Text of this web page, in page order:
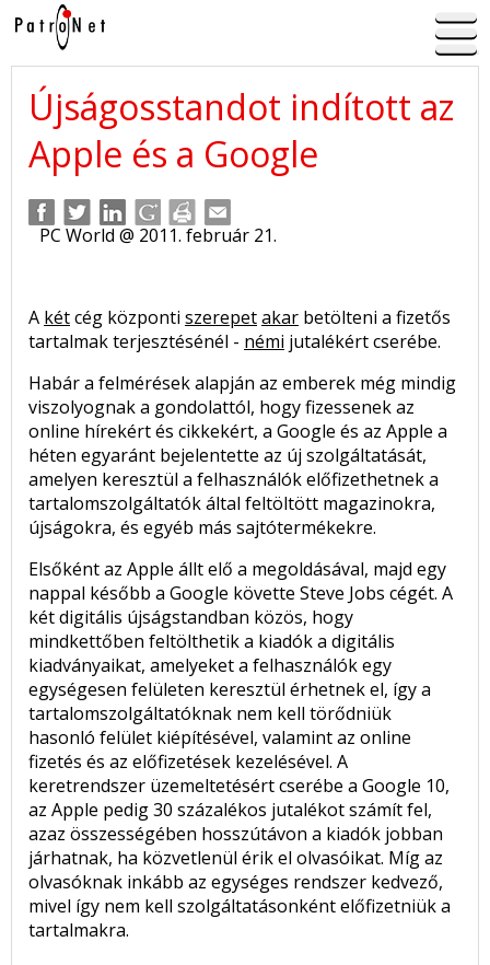
Újságosstandot indított az
Apple és a Google
PC World @ 2011. február 21.
A kétcég központi szerepetakar betölteni a fizetős
tartalmak terjesztésénél - némi jutalékért cserébe.
Habár a felmérések alapján az emberek még mindig
viszolyognak a gondolattól, hogy fizessenek az
online hírekért és cikkekért, a Google és az Apple a
héten egyaránt bejelentette az új szolgáltatását,
amelyen keresztül a felhasználók előfizethetnek a
tartalomszolgáltatók által feltöltött magazinokra,
újságokra, és egyéb más sajtótermékekre.
Elsőként az Apple állt elő a megoldásával, majd egy
nappal később a Google követte Steve Jobs cégét. A
két digitális újságstandban közös, hogy
mindkettőben feltölthetik a kiadók a digitális
kiadványaikat, amelyeket a felhasználók egy
egységesen felületen keresztül érhetnek el, így a
tartalomszolgáltatóknak nem kell törődniük
hasonló felület kiépítésével, valamint az online
fizetés és az előfizetések kezelésével. A
keretrendszer üzemeltetésért cserébe a Google 10,
az Apple pedig 30 százalékos jutalékot számít fel,
azaz összességében hosszútávon a kiadók jobban
járhatnak, ha közvetlenül érik el olvasóikat. Míg az
olvasóknak inkább az egységes rendszer kedvező,
mivel így nem kell szolgáltatásonként előfizetniük a
tartalmakra.